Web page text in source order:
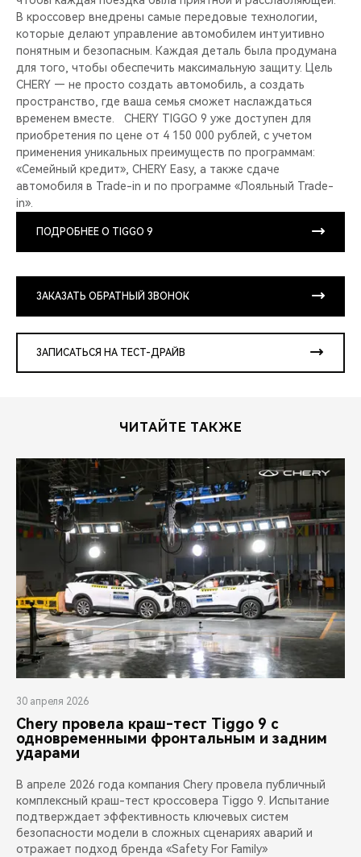
В кроссовер внедрены самые передовые технологии,
которые делают управление автомобилем интуитивно
понятным и безопасным. Каждая деталь была продумана
для того, чтобы обеспечить максимальную защиту. Цель
CHERY — не просто создать автомобиль, а создать
пространство, где ваша семья сможет наслаждаться
временем вместе. CHERY TIGGO 9 уже доступен для
приобретения по цене от 4 150 000 рублей, с учетом
применения уникальных преимуществ по программам:
«Семейный кредит», CHERY Easy, а также сдаче
автомобиля в Trade-in и по программе «Лояльный Trade-
in».
ПОДРОБНЕЕ О TIGGO 9
ЗАКАЗАТЬ ОБРАТНЫЙ ЗВОНОК
ЗАПИСАТЬСЯ НА ТЕСТ-ДРАЙВ
ЧИТАЙТЕ ТАКЖЕ
30 апреля 2026
Chery провела краш-тест Tiggo 9 с
одновременными фронтальным и задним
ударами
В апреле 2026 года компания Chery провела публичный
комплексный краш-тест кроссовера Tiggo 9. Испытание
подтверждает эффективность ключевых систем
безопасности модели в сложных сценариях аварий и
отражает подход бренда «Safety For Family»